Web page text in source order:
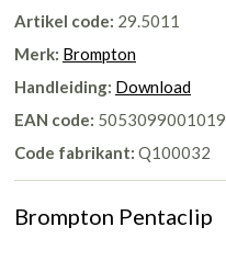
Artikel code: 29.5011
Merk: Brompton
Handleiding: Download
EAN code: 5053099001019
Code fabrikant: Q100032
Brompton Pentaclip